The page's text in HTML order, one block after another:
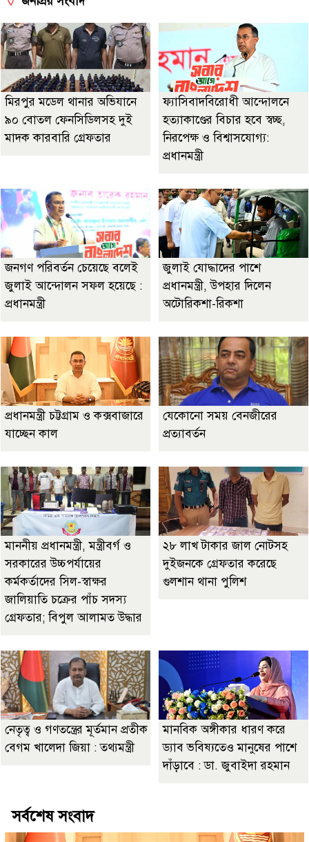
মিরপুর মডেল থানার অভিযানে
৯০ বোতল ফেনসিডিলসহ দুই
মাদক কারবারি গ্রেফতার
ফ্যাসিবাদবিরোধী আন্দোলনে
হত্যাকাণ্ডের বিচার হবে স্বচ্ছ,
নিরপেক্ষ ও বিশ্বাসযোগ্য:
প্রধানমন্ত্রী
জনগণ পরিবর্তন চেয়েছে বলেই
জুলাই আন্দোলন সফল হয়েছে :
প্রধানমন্ত্রী
জুলাই যোদ্ধাদের পাশে
প্রধানমন্ত্রী, উপহার দিলেন
অটোরিকশা-রিকশা
প্রধানমন্ত্রী চট্টগ্রাম ও কক্সবাজারে
যাচ্ছেন কাল
যেকোনো সময় বেনজীরের
প্রত্যাবর্তন
মাননীয় প্রধানমন্ত্রী, মন্ত্রীবর্গ ও
সরকারের উচ্চপর্যায়ের
কর্মকর্তাদের সিল-স্বাক্ষর
জালিয়াতি চক্রের পাঁচ সদস্য
গ্রেফতার; বিপুল আলামত উদ্ধার
২৮ লাখ টাকার জাল নোটসহ
দুইজনকে গ্রেফতার করেছে
গুলশান থানা পুলিশ
নেতৃত্ব ও গণতন্ত্রের মূর্তমান প্রতীক
বেগম খালেদা জিয়া : তথ্যমন্ত্রী
মানবিক অঙ্গীকার ধারণ করে
ড্যাব ভবিষ্যতেও মানুষের পাশে
দাঁড়াবে : ডা. জুবাইদা রহমান
সর্বশেষ সংবাদ